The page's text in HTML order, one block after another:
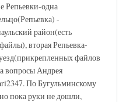
Репьевки-одна
-
район(есть
вторая Репьевка-
файлов
вопросы Андрея
По Бугульминскому
пока руки не дошли,